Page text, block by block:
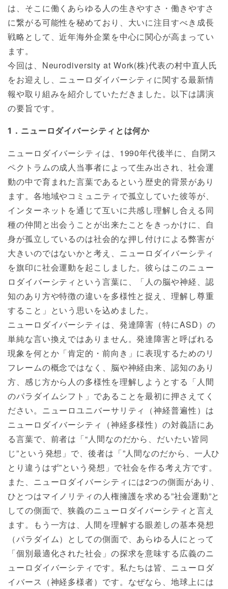
は、そこに働くあらゆる人の生きやすさ・働きやすさ
に繋がる可能性を秘めており、大いに注目すべき成長
戦略として、近年海外企業を中心に関心が高まってい
ます。
今回は、Neurodiversity at Work(株)代表の村中直人氏
をお迎えし、ニューロダイバーシティに関する最新情
報や取り組みを紹介していただきました。以下は講演
の要旨です。
1．ニューロダイバーシティとは何か
ニューロダイバーシティは、1990年代後半に、自閉ス
ペクトラムの成人当事者によって生み出され、社会運
動の中で育まれた言葉であるという歴史的背景があり
ます。各地域やコミュニティで孤立していた彼等が、
インターネットを通じて互いに共感し理解し合える同
種の仲間と出会うことが出来たことをきっかけに、自
身が孤立しているのは社会的な押し付けによる弊害が
大きいのではないかと考え、ニューロダイバーシティ
を旗印に社会運動を起こしました。彼らはこのニュー
ロダイバーシティという言葉に、「人の脳や神経、認
知のあり方や特徴の違いを多様性と捉え、理解し尊重
すること」という思いを込めました。
ニューロダイバーシティは、発達障害（特にASD）の
単純な言い換えではありません。発達障害と呼ばれる
現象を何とか「肯定的・前向き」に表現するためのリ
フレームの概念ではなく、脳や神経由来、認知のあり
方、感じ方から人の多様性を理解しようとする「人間
のパラダイムシフト」であることを最初に押さえてく
ださい。ニューロユニバーサリティ（神経普遍性）は
ニューロダイバーシティ（神経多様性）の対義語にあ
る言葉で、前者は「“人間なのだから、だいたい皆同
じ”という発想」で、後者は「”人間なのだから、一人ひ
とり違うはず”という発想」で社会を作る考え方です。
また、ニューロダイバーシティには2つの側面があり、
ひとつはマイノリティの人権擁護を求める”社会運動”と
しての側面で、狭義のニューロダイバーシティと言え
ます。もう一方は、人間を理解する眼差しの基本発想
（パラダイム）としての側面で、あらゆる人にとって
「個別最適化された社会」の探求を意味する広義のニ
ューロダイバーシティです。私たちは皆、ニューロダ
イバース（神経多様者）です。なぜなら、地球上には